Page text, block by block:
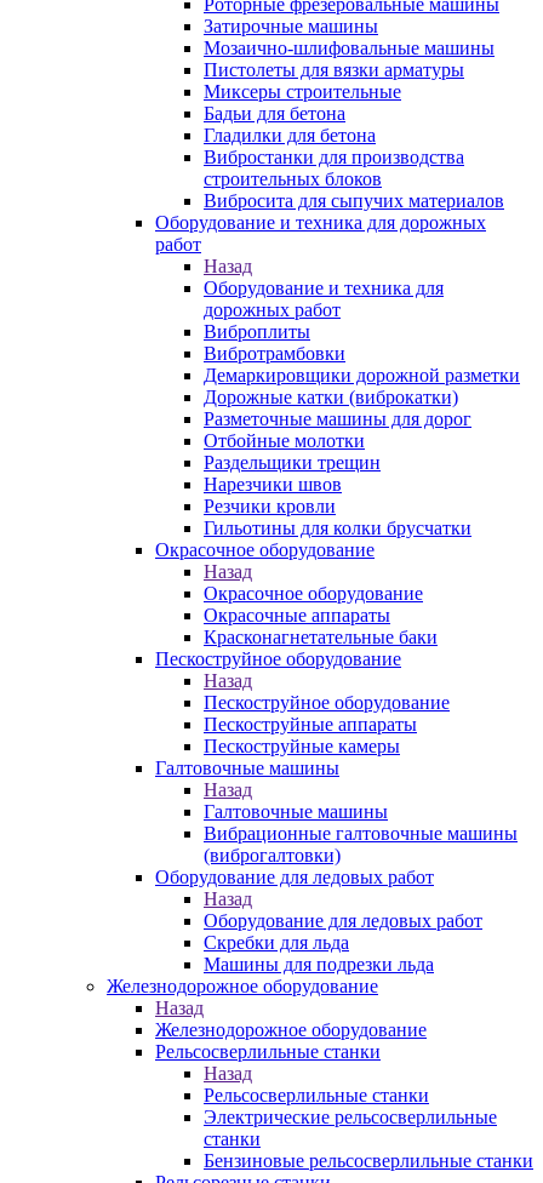
Роторные фрезеровальные машины
Затирочные машины
Мозаично-шлифовальные машины
Пистолеты для вязки арматуры
Миксеры строительные
Бадьи для бетона
Гладилки для бетона
Вибростанки для производства
строительных блоков
Вибросита для сыпучих материалов
Оборудование и техника для дорожных
работ
Назад
Оборудование и техника для
дорожных работ
Виброплиты
Вибротрамбовки
Демаркировщики дорожной разметки
Дорожные катки (виброкатки)
Разметочные машины для дорог
Отбойные молотки
Раздельщики трещин
Нарезчики швов
Резчики кровли
Гильотины для колки брусчатки
Окрасочное оборудование
Назад
Окрасочное оборудование
Окрасочные аппараты
Красконагнетательные баки
Пескоструйное оборудование
Назад
Пескоструйное оборудование
Пескоструйные аппараты
Пескоструйные камеры
Галтовочные машины
Назад
Галтовочные машины
Вибрационные галтовочные машины
(виброгалтовки)
Оборудование для ледовых работ
Назад
Оборудование для ледовых работ
Скребки для льда
Машины для подрезки льда
Железнодорожное оборудование
Назад
Железнодорожное оборудование
Рельсосверлильные станки
Назад
Рельсосверлильные станки
Электрические рельсосверлильные
станки
Бензиновые рельсосверлильные станки